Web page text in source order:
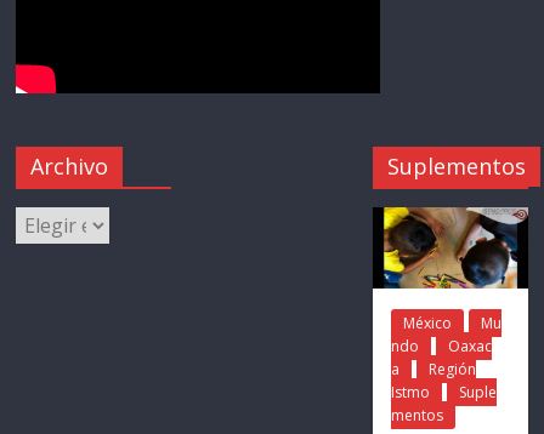
Archivo Suplementos
México
Mu
ndo
Oaxac
a
Región
Istmo
Suple
mentos